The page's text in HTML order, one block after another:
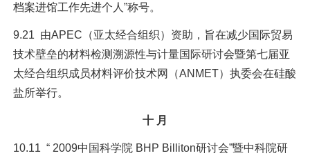
档案进馆工作先进个人”称号。
9.21 由APEC（亚太经合组织）资助，旨在减少国际贸易
技术壁垒的材料检测溯源性与计量国际研讨会暨第七届亚
太经合组织成员材料评价技术网（ANMET）执委会在硅酸
盐所举行。
十 月
10.11 “ 2009中国科学院 BHP Billiton研讨会”暨中科院研